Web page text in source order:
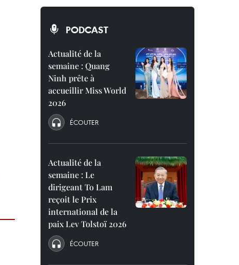
PODCAST
Actualité de la
semaine : Quang
Ninh prête à
accueillir Miss World
2026
ÉCOUTER
Actualité de la
semaine : Le
dirigeant To Lam
reçoit le Prix
international de la
paix Lev Tolstoï 2026
ÉCOUTER